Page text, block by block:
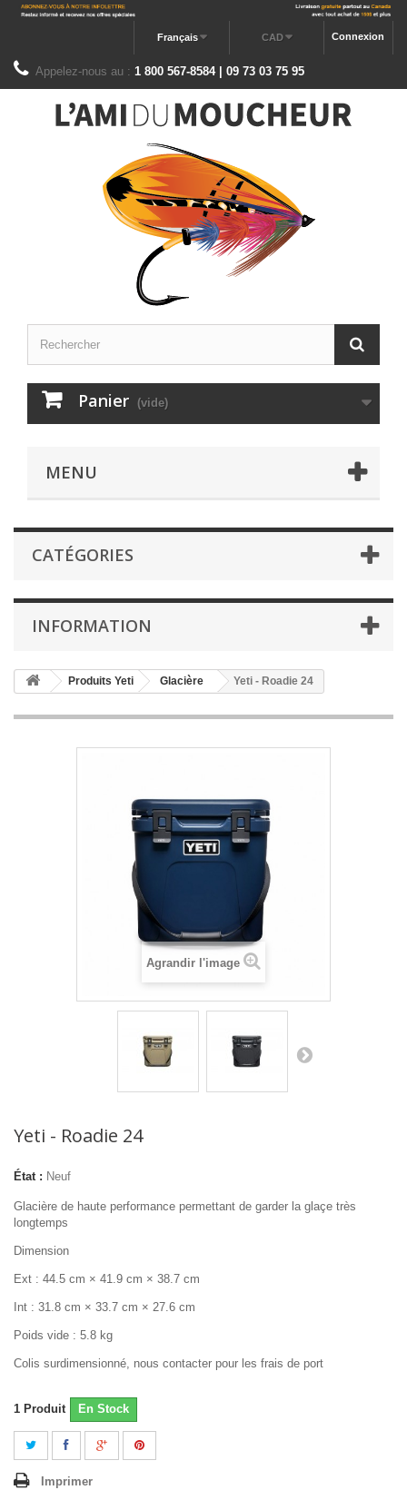
Connexion
CAD
Français
Appelez-nous au : 1 800 567-8584 | 09 73 03 75 95
Panier (vide)
MENU
CATÉGORIES
INFORMATION
Produits Yeti Glacière Yeti - Roadie 24
Agrandir l'image
Yeti - Roadie 24
État : Neuf
Glacière de haute performance permettant de garder la glaçe très
longtemps
Dimension
Ext : 44.5 cm × 41.9 cm × 38.7 cm
Int : 31.8 cm × 33.7 cm × 27.6 cm
Poids vide : 5.8 kg
Colis surdimensionné, nous contacter pour les frais de port
1 Produit En Stock
Imprimer